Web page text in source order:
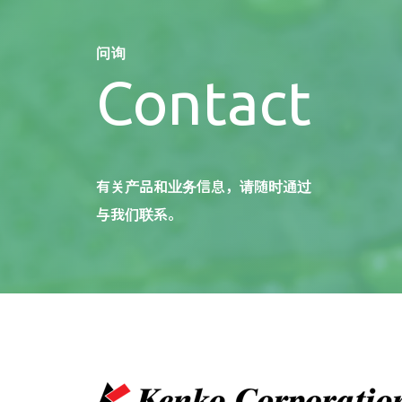
问询
Contact
有关产品和业务信息，请随时通过
与我们联系。